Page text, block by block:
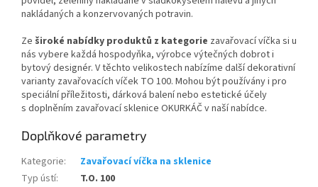
nakládaných a konzervovaných potravin.
Ze široké nabídky produktů z kategorie zavařovací víčka si u
nás vybere každá hospodyňka, výrobce výtečných dobrot i
bytový designér. V těchto velikostech nabízíme další dekorativní
varianty zavařovacích víček TO 100. Mohou být používány i pro
speciální příležitosti, dárková balení nebo estetické účely
s doplněním zavařovací sklenice OKURKÁČ v naší nabídce.
Doplňkové parametry
Kategorie:
Zavařovací víčka na sklenice
Typ ústí:
T.O. 100